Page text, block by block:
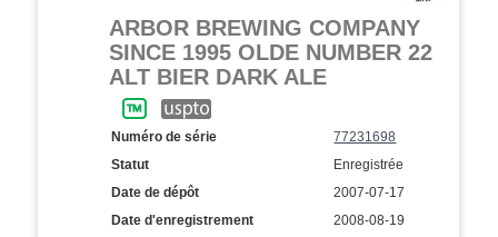
ARBOR BREWING COMPANY
SINCE 1995 OLDE NUMBER 22
ALT BIER DARK ALE
Numéro de série
77231698
Statut
Enregistrée
Date de dépôt
2007-07-17
Date d'enregistrement
2008-08-19